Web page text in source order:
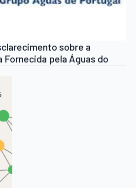
sobre a
Fornecida pela Águas do